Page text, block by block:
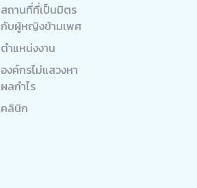
สถานที่ที่เป็นมิตร
กับผู้หญิงข้ามเพศ
ตำแหน่งงาน
องค์กรไม่แสวงหา
ผลกำไร
คลินิก